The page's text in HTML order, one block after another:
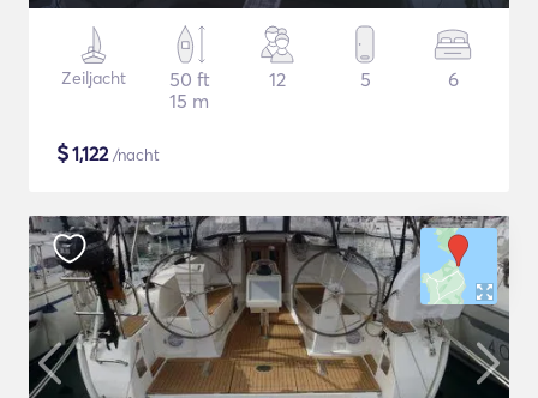
Zeiljacht
50 ft
15 m
12 5 6
$1,122/nacht